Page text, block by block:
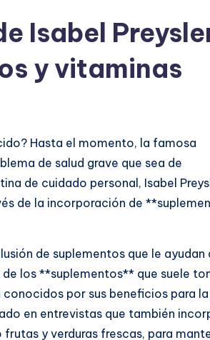
Isabel
y vitaminas
Hasta el momento, la famosa
de salud grave que sea de
de cuidado personal, Isabel
de la incorporación de
de suplementos que le ayudan
los **suplementos** que suele
por sus beneficios para la
en entrevistas que también
y verduras frescas, para